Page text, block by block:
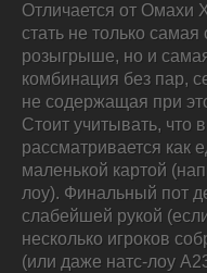
Отличается от Омахи
стать не только
розыгрыше, но и
комбинация без пар,
не содержащая при
Стоит учитывать, что
рассматривается как
маленькой картой
лоу). Финальный пот
слабейшей рукой
несколько игроков
(или даже натс-лоу